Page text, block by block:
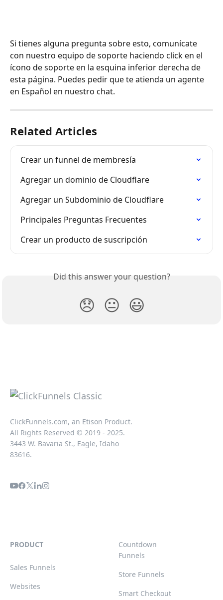
Si tienes alguna pregunta sobre esto, comunícate
con nuestro equipo de soporte haciendo click en el
ícono de soporte en la esquina inferior derecha de
esta página. Puedes pedir que te atienda un agente
en Español en nuestro chat.
Related Articles
Crear un funnel de membresía
Agregar un dominio de Cloudflare
Agregar un Subdominio de Cloudflare
Principales Preguntas Frecuentes
Crear un producto de suscripción
Did this answer your question?
😞 😐 😃
ClickFunnels.com, an Etison Product.
All Rights Reserved © 2019 - 2025.
3443 W. Bavaria St., Eagle, Idaho
83616.
PRODUCT
Sales Funnels
Websites
Countdown
Funnels
Store Funnels
Smart Checkout